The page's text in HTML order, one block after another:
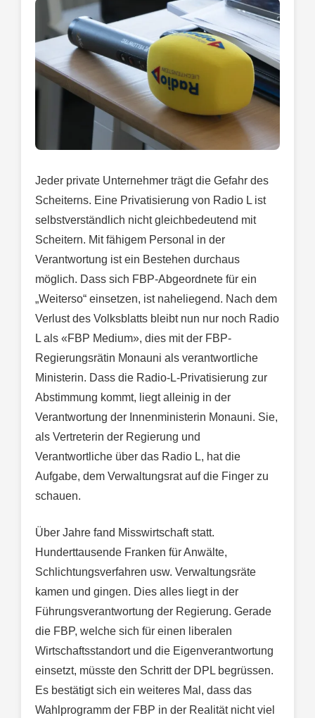
Jeder private Unternehmer trägt die Gefahr des
Scheiterns. Eine Privatisierung von Radio L ist
selbstverständlich nicht gleichbedeutend mit
Scheitern. Mit fähigem Personal in der
Verantwortung ist ein Bestehen durchaus
möglich. Dass sich FBP-Abgeordnete für ein
„Weiterso“ einsetzen, ist naheliegend. Nach dem
Verlust des Volksblatts bleibt nun nur noch Radio
L als «FBP Medium», dies mit der FBP-
Regierungsrätin Monauni als verantwortliche
Ministerin. Dass die Radio-L-Privatisierung zur
Abstimmung kommt, liegt alleinig in der
Verantwortung der Innenministerin Monauni. Sie,
als Vertreterin der Regierung und
Verantwortliche über das Radio L, hat die
Aufgabe, dem Verwaltungsrat auf die Finger zu
schauen.
Über Jahre fand Misswirtschaft statt.
Hunderttausende Franken für Anwälte,
Schlichtungsverfahren usw. Verwaltungsräte
kamen und gingen. Dies alles liegt in der
Führungsverantwortung der Regierung. Gerade
die FBP, welche sich für einen liberalen
Wirtschaftsstandort und die Eigenverantwortung
einsetzt, müsste den Schritt der DPL begrüssen.
Es bestätigt sich ein weiteres Mal, dass das
Wahlprogramm der FBP in der Realität nicht viel